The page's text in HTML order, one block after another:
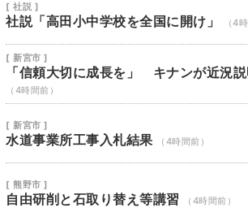
[ 社説 ]
社説「高田小中学校を全国に開け」 （4
[ 新宮市 ]
「信頼大切に成長を」 キナンが近況
（4時間前）
[ 新宮市 ]
水道事業所工事入札結果 （4時間前）
[ 熊野市 ]
自由研削と石取り替え等講習 （4時間前）